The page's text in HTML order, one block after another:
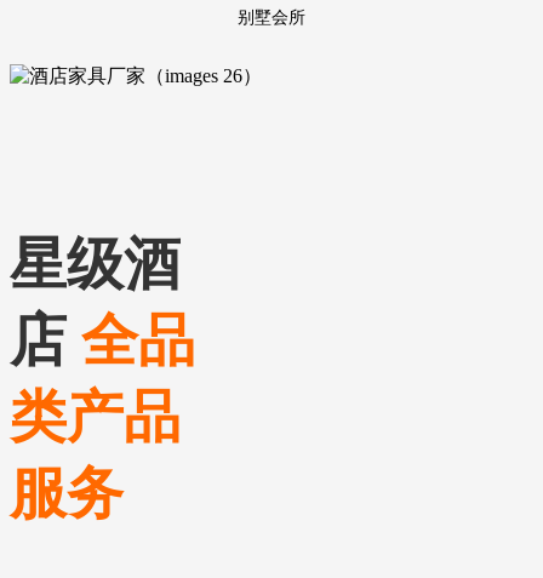
别墅会所
星级酒
店 全品
类产品
服务